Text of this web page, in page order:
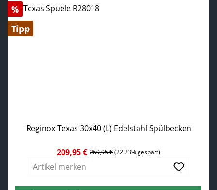
Rabatt
%
Tipp
Reginox Texas 30x40 (L) Edelstahl Spülbecken
Verkaufspreis:
209,95 € Regulärer Preis:
269,95 €(22.23% gespart)
Artikel merken